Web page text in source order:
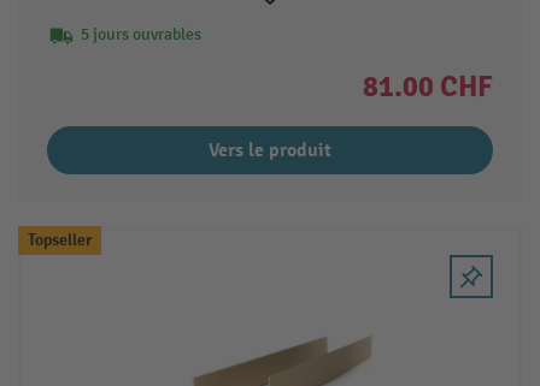
5 jours ouvrables
81.00 CHF
Vers le produit
Topseller